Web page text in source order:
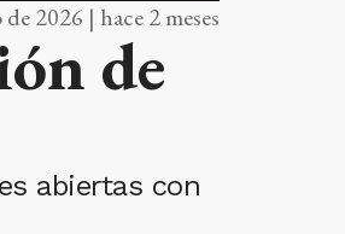
2026 | hace 2 meses
de
abiertas con